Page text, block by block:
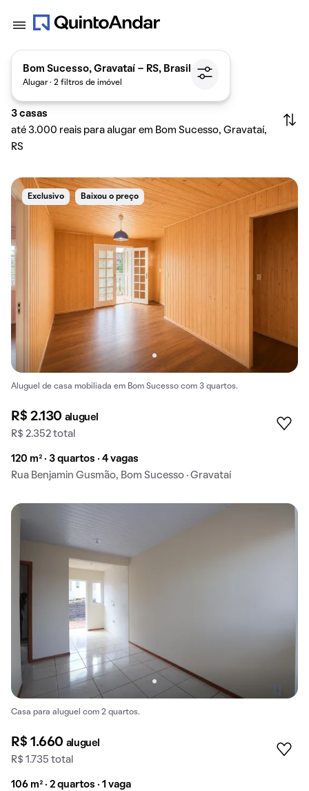
Bom Sucesso, Gravataí - RS, Brasil
Alugar · 2 filtros de imóvel
3 casas
até 3.000 reais para alugar em Bom Sucesso, Gravataí,
RS
Exclusivo Baixou o preço
Aluguel de casa mobiliada em Bom Sucesso com 3 quartos.
R$ 2.130 aluguel
R$ 2.352 total
120 m² · 3 quartos · 4 vagas
Rua Benjamin Gusmão, Bom Sucesso · Gravataí
Casa para aluguel com 2 quartos.
R$ 1.660 aluguel
R$ 1.735 total
106 m² · 2 quartos · 1 vaga